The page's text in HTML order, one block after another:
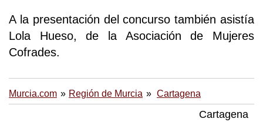
A la presentación del concurso también asistía
Lola Hueso, de la Asociación de Mujeres
Cofrades.
Murcia.com Región de Murcia Cartagena
Cartagena